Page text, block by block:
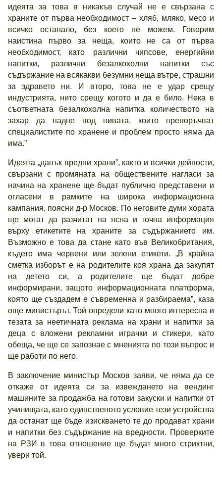
идеята за това в никакъв случай не е свързана с
храните от първа необходимост – хляб, мляко, месо и
всичко останало, без което не можем. Говорим
наистина първо за неща, които не са от първа
необходимост, като различни чипсове, енергийни
напитки, различни безалкохолни напитки със
съдържание на всякакви безумни неща вътре, страшни
за здравето ни. И второ, това не е удар срещу
индустрията, нито срещу когото и да е било. Нека в
съответната безалкохолна напитка количеството на
захар да падне под нивата, които препоръчват
специалистите по хранене и проблем просто няма да
има.”
Идеята „данък вредни храни”, както и всички дейности,
свързани с промяната на обществените нагласи за
начина на хранене ще бъдат публично представени и
огласени в рамките на широка информационна
кампания, поясни д-р Москов. По неговите думи хората
ще могат да разчитат на ясна и точна информация
върху етикетите на храните за съдържанието им.
Възможно е това да стане като във Великобритания,
където има червени или зелени етикети. „В крайна
сметка изборът е на родителите коя храна да закупят
на детето си, а родителите ще бъдат добре
информирани, защото информационната платформа,
която ще създадем е съвременна и разбираема”, каза
още министърът. Той определи като много интересна и
тезата за неетичната реклама на храни и напитки за
деца с вложени рекламни играчки и стикери, като
обеща, че ще се запознае с мненията по този въпрос и
ще работи по него.
В заключение министър Москов заяви, че няма да се
откаже от идеята си за извеждането на вендинг
машините за продажба на готови закуски и напитки от
училищата, като единственото условие тези устройства
да останат ще бъде изискването те до продават храни
и напитки без съдържание на вредности. Проверките
на РЗИ в това отношение ще бъдат много стриктни,
увери той.